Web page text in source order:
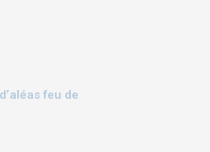
feu de